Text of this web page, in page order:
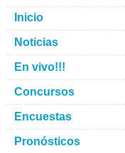
Inicio
Noticias
En vivo!!!
Concursos
Encuestas
Pronósticos